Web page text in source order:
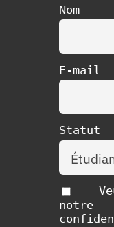
Nom
E-mail
Statut